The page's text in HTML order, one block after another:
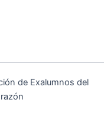
de Exalumnos del